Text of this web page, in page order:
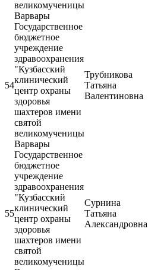
великомученицы
Варвары
54
Государственное
бюджетное
учреждение
здравоохранения
"Кузбасский
клинический
центр охраны
здоровья
шахтеров имени
святой
великомученицы
Варвары
Трубникова
Татьяна
Валентиновна
55
Государственное
бюджетное
учреждение
здравоохранения
"Кузбасский
клинический
центр охраны
здоровья
шахтеров имени
святой
великомученицы
Сурнина
Татьяна
Александровна